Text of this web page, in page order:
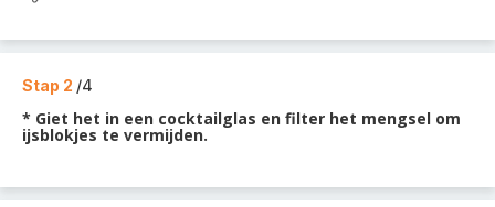
Stap 2 /4
* Giet het in een cocktailglas en filter het mengsel om
ijsblokjes te vermijden.